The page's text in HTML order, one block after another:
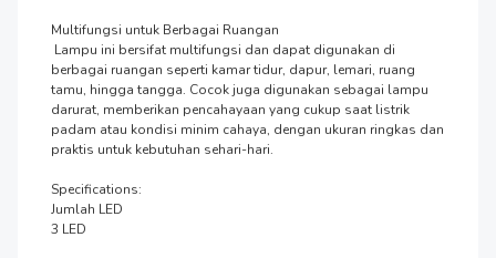
Multifungsi untuk Berbagai Ruangan
berbagai ruangan seperti kamar tidur, dapur, lemari, ruang
tamu, hingga tangga. Cocok juga digunakan sebagai lampu
darurat, memberikan pencahayaan yang cukup saat listrik
padam atau kondisi minim cahaya, dengan ukuran ringkas dan
praktis untuk kebutuhan sehari-hari.
Specifications:
Jumlah LED
3 LED